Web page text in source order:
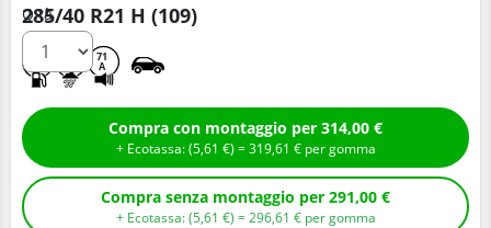
285/40 R21 H (109)
71
A
Q.tà
Compra con montaggio per 314,00 €
+ Ecotassa: (5,61 € ) =319,61 € per gomma
Compra senza montaggio per 291,00 €
+ Ecotassa: (5,61 € ) =296,61 € per gomma